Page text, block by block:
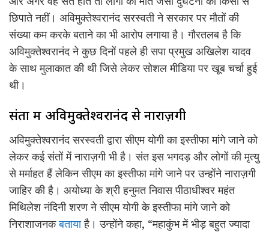
छिपाते नहीं। अविमुक्तेश्वरानंद सरस्वती ने सरकार पर मौतों की
संख्या कम करके बताने का भी आरोप लगाया है। गौरतलब है कि
अविमुक्तेश्वरानंद ने कुछ दिनों पहले ही सपा प्रमुख अखिलेश यादव
के साथ मुलाकात की थी जिसे लेकर सोशल मीडिया पर खूब चर्चा हुई
थी।
संतों में अविमुक्तेश्वरानंद से नाराज़गी
अविमुक्तेश्वरानंद सरस्वती द्वारा सीएम योगी का इस्तीफा मांगे जाने को
लेकर कई संतों में नाराज़गी भी है। संत इस भगदड़ और लोगों की मृत्यु
से मर्माहत हैं लेकिन सीएम का इस्तीफा मांगे जाने पर उन्होंने नाराज़गी
जाहिर की है। अयोध्या के श्री हनुमत निवास पीठाधीश्वर महंत
मिथिलेश नंदिनी शरण ने सीएम योगी के इस्तीफा मांगे जाने को
निराशाजनकबतायाहै। उन्होंने कहा, “महाकुंभ में भीड़ बहुत ज्यादा